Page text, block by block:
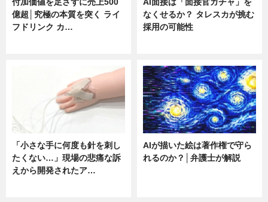
億超│究極の本質を突く ライ
フドリンク カ…
なくせるか？ タレスカが挑む
採用の可能性
「小さな手に何度も針を刺し
たくない…」現場の悲痛な訴
えから開発されたア…
AIが描いた絵は著作権で守ら
れるのか？│弁護士が解説